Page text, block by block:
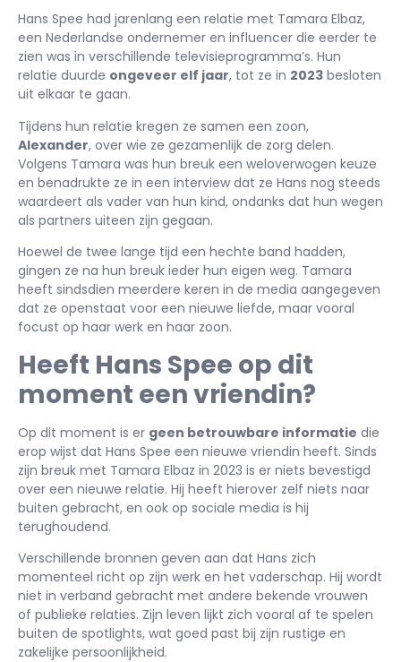
Hans Spee had jarenlang een relatie met Tamara Elbaz,
een Nederlandse ondernemer en influencer die eerder te
zien was in verschillende televisieprogramma’s. Hun
relatie duurde ongeveer elf jaar, tot ze in 2023 besloten
uit elkaar te gaan.
Tijdens hun relatie kregen ze samen een zoon,
Alexander, over wie ze gezamenlijk de zorg delen.
Volgens Tamara was hun breuk een weloverwogen keuze
en benadrukte ze in een interview dat ze Hans nog steeds
waardeert als vader van hun kind, ondanks dat hun wegen
als partners uiteen zijn gegaan.
Hoewel de twee lange tijd een hechte band hadden,
gingen ze na hun breuk ieder hun eigen weg. Tamara
heeft sindsdien meerdere keren in de media aangegeven
dat ze openstaat voor een nieuwe liefde, maar vooral
focust op haar werk en haar zoon.
Heeft Hans Spee op dit
moment een vriendin?
Op dit moment is er geen betrouwbare informatie die
erop wijst dat Hans Spee een nieuwe vriendin heeft. Sinds
zijn breuk met Tamara Elbaz in 2023 is er niets bevestigd
over een nieuwe relatie. Hij heeft hierover zelf niets naar
buiten gebracht, en ook op sociale media is hij
terughoudend.
Verschillende bronnen geven aan dat Hans zich
momenteel richt op zijn werk en het vaderschap. Hij wordt
niet in verband gebracht met andere bekende vrouwen
of publieke relaties. Zijn leven lijkt zich vooral af te spelen
buiten de spotlights, wat goed past bij zijn rustige en
zakelijke persoonlijkheid.